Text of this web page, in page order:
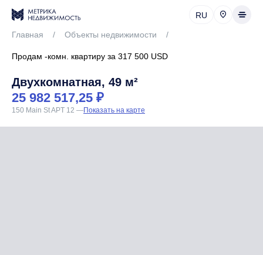
RU
Главная / Объекты недвижимости /
Продам -комн. квартиру за 317 500 USD
Двухкомнатная, 49 м²
25 982 517,25 ₽
150 Main St APT 12 —Показать на карте